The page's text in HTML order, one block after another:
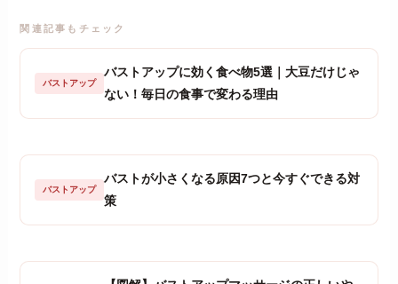
関連記事もチェック
バストアップ
バストアップに効く食べ物5選｜大豆だけじゃ
ない！毎日の食事で変わる理由
バストアップ
バストが小さくなる原因7つと今すぐできる対
策